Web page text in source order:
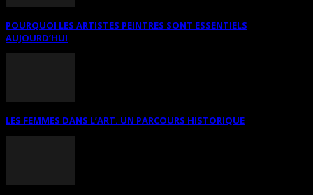
POURQUOI LES ARTISTES PEINTRES SONT ESSENTIELS
AUJOURD’HUI
LES FEMMES DANS L’ART. UN PARCOURS HISTORIQUE